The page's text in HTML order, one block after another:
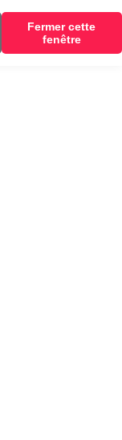
Fermer cette
fenêtre